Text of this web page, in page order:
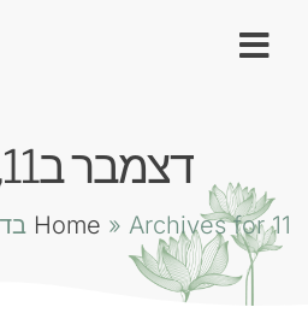
דצמבר ב11, 2023
Home » Archives for 11 בדצמבר 2023